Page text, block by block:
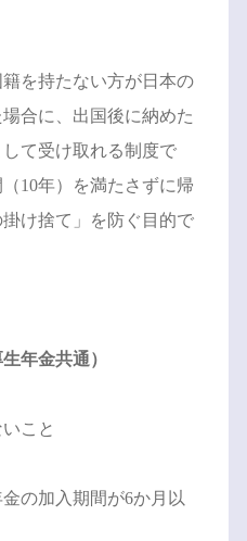
を持たない方が日本の
合に、出国後に納めた
て受け取れる制度で
10年）を満たさずに帰
け捨て」を防ぐ目的で
年金共通）
こと
の加入期間が6か月以